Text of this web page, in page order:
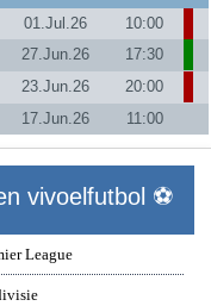
01.Jul.26
10:00
27.Jun.26
17:30
23.Jun.26
20:00
17.Jun.26 11:00
vivoelfutbol ⚽
League